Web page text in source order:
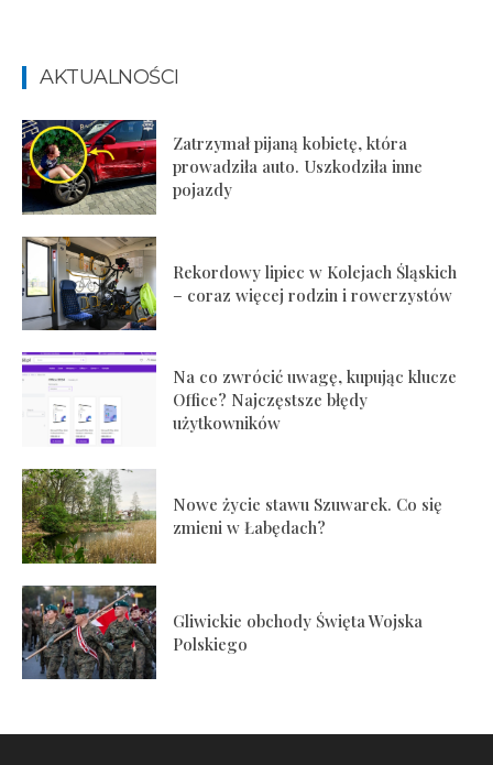
AKTUALNOŚCI
Zatrzymał pijaną kobietę, która
prowadziła auto. Uszkodziła inne
pojazdy
Rekordowy lipiec w Kolejach Śląskich
– coraz więcej rodzin i rowerzystów
Na co zwrócić uwagę, kupując klucze
Office? Najczęstsze błędy
użytkowników
Nowe życie stawu Szuwarek. Co się
zmieni w Łabędach?
Gliwickie obchody Święta Wojska
Polskiego